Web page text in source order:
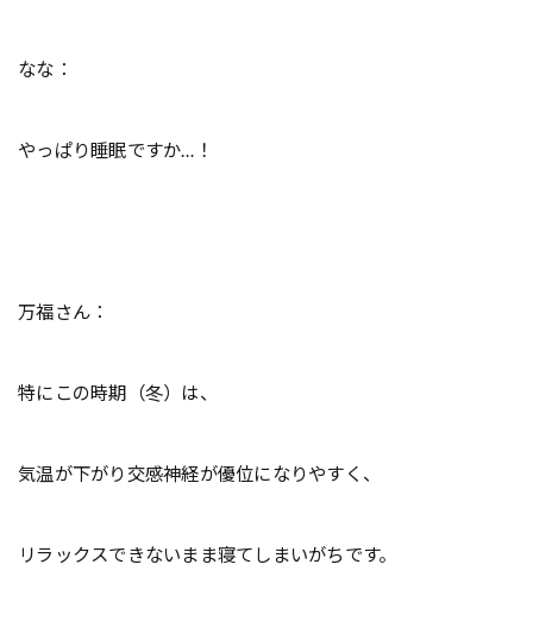
なな：
やっぱり睡眠ですか…！
万福さん：
特にこの時期（冬）は、
気温が下がり交感神経が優位になりやすく、
リラックスできないまま寝てしまいがちです。